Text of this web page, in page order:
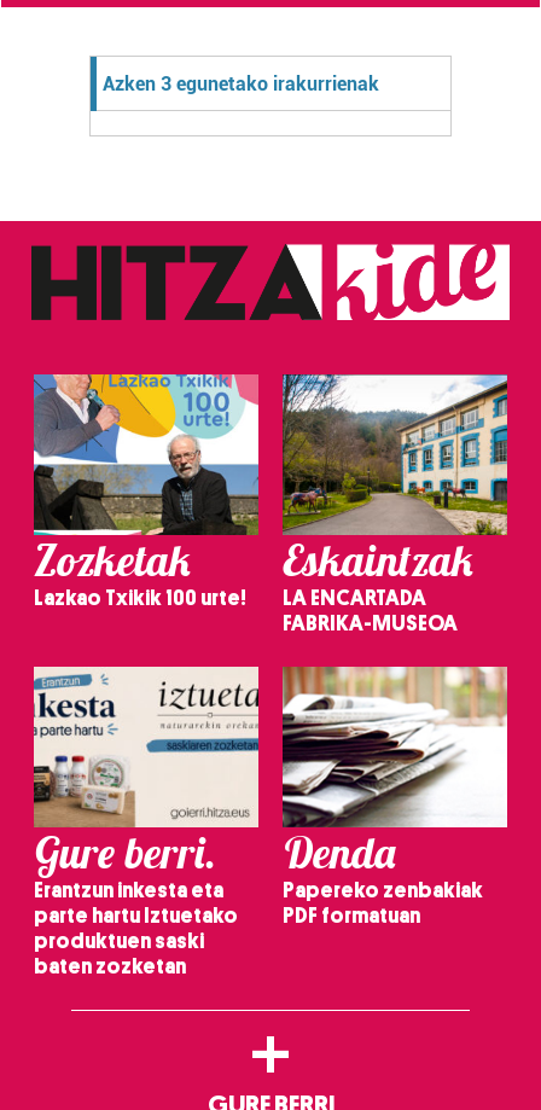
Azken 3 egunetako irakurrienak
Zozketak
Lazkao Txikik 100 urte!
Eskaintzak
LA ENCARTADA
FABRIKA-MUSEOA
Gure berri.
Erantzun inkesta eta
parte hartu Iztuetako
produktuen saski
baten zozketan
Denda
Papereko zenbakiak
PDF formatuan
+